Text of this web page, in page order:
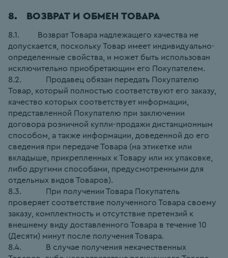
8.   ВОЗВРАТ И ОБМЕН ТОВАРА
8.1.         Возврат Товара надлежащего качества не
допускается, поскольку Товар имеет индивидуально-
определенные свойства, и может быть использован
исключительно приобретающим его Покупателем.
8.2.            Продавец обязан передать Покупателю
Товар, который полностью соответствуют его заказу,
качество которых соответствует информации,
представленной Покупателю при заключении
договора розничной купли-продажи дистанционным
способом, а также информации, доведенной до его
сведения при передаче Товара (на этикетке или
вкладыше, прикрепленных к Товару или их упаковке,
либо другими способами, предусмотренными для
отдельных видов Товаров).
8.3.            При получении Товара Покупатель
проверяет соответствие полученного Товара своему
заказу, комплектность и отсутствие претензий к
внешнему виду доставленного Товара в течение 10
(Десяти) минут после получения Товара.
8.4.            В случае получения некачественных